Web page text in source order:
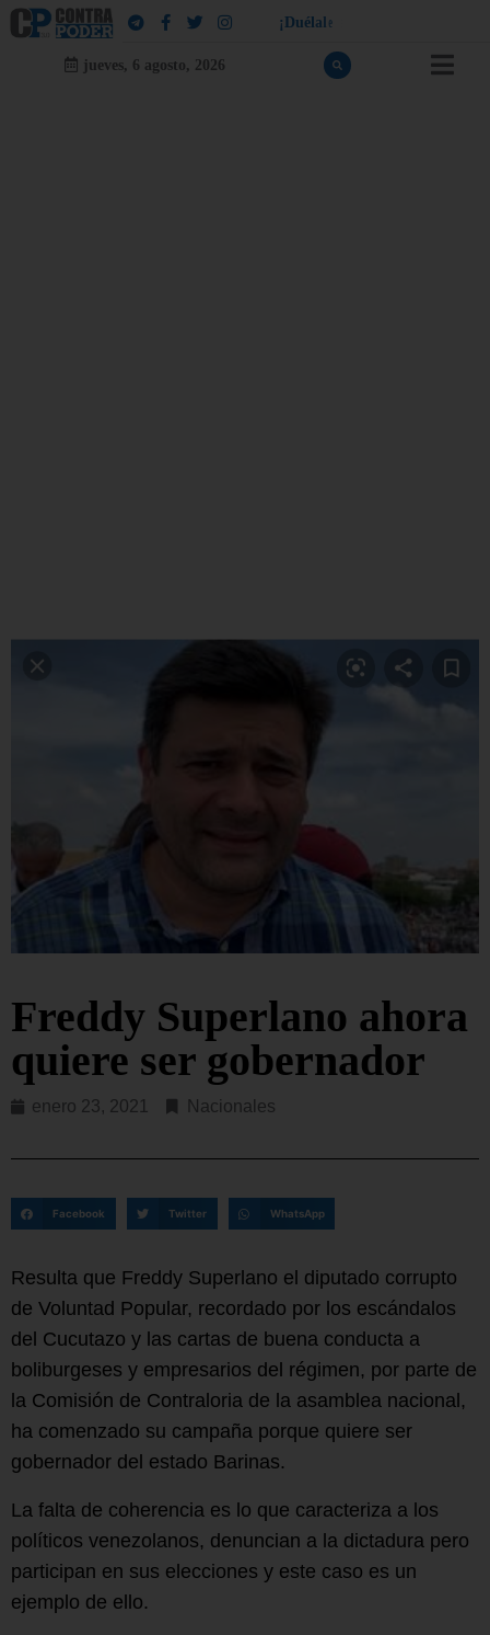
¡ Dué a e
jueves, 6 agosto, 2026
Freddy Superlano ahora
quiere ser gobernador
enero 23, 2021 Nacionales
Facebook Twitter WhatsApp
Resulta que Freddy Superlano el diputado corrupto
de Voluntad Popular, recordado por los escándalos
del Cucutazo y las cartas de buena conducta a
boliburgeses y empresarios del régimen, por parte de
la Comisión de Contraloria de la asamblea nacional,
ha comenzado su campaña porque quiere ser
gobernador del estado Barinas.
La falta de coherencia es lo que caracteriza a los
políticos venezolanos, denuncian a la dictadura pero
participan en sus elecciones y este caso es un
ejemplo de ello.